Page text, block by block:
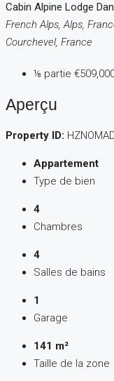
Cabin Alpine Lodge
French Alps, Alps,
Courchevel, France
⅛ partie
Aperçu
Property ID:
Appartement
Type de bien
4
Chambres
4
Salles de bains
1
Garage
141 m²
Taille de la zone